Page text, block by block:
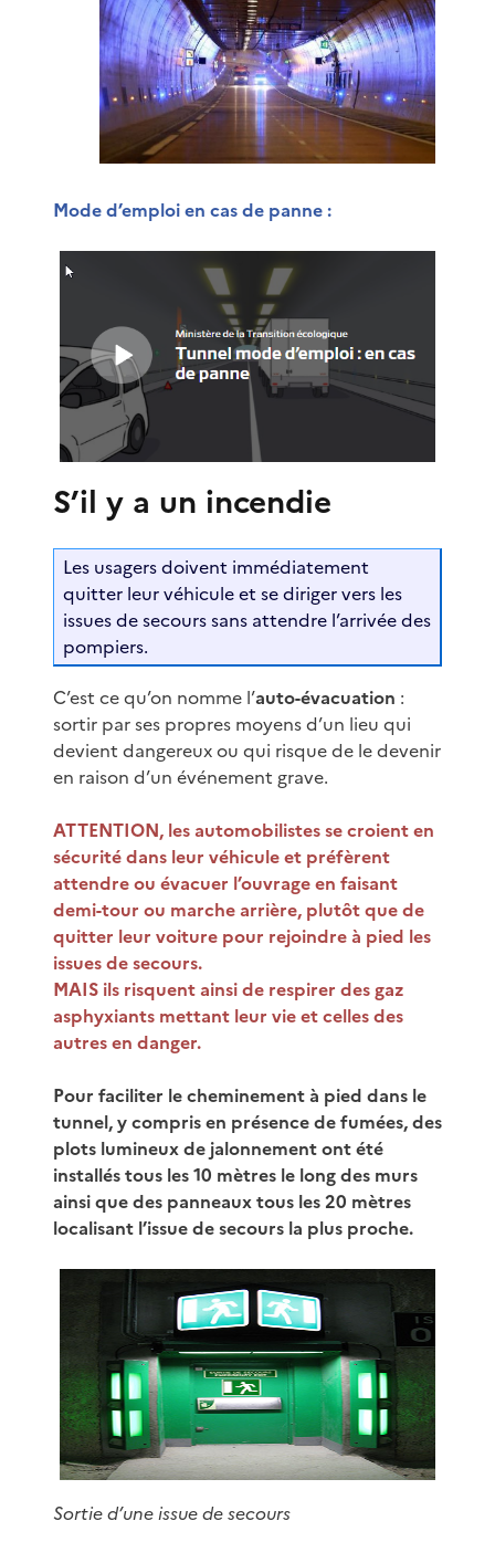
Mode d’emploi en cas de panne :
S’il y a un incendie
Les usagers doivent immédiatement
quitter leur véhicule et se diriger vers les
issues de secours sans attendre l’arrivée des
pompiers.
C’est ce qu’on nomme l’auto-évacuation :
sortir par ses propres moyens d’un lieu qui
devient dangereux ou qui risque de le devenir
en raison d’un événement grave.
ATTENTION, les automobilistes se croient en
sécurité dans leur véhicule et préfèrent
attendre ou évacuer l’ouvrage en faisant
demi-tour ou marche arrière, plutôt que de
quitter leur voiture pour rejoindre à pied les
issues de secours.
MAIS ils risquent ainsi de respirer des gaz
asphyxiants mettant leur vie et celles des
autres en danger.
Pour faciliter le cheminement à pied dans le
tunnel, y compris en présence de fumées, des
plots lumineux de jalonnement ont été
installés tous les 10 mètres le long des murs
ainsi que des panneaux tous les 20 mètres
localisant l’issue de secours la plus proche.
Sortie d’une issue de secours